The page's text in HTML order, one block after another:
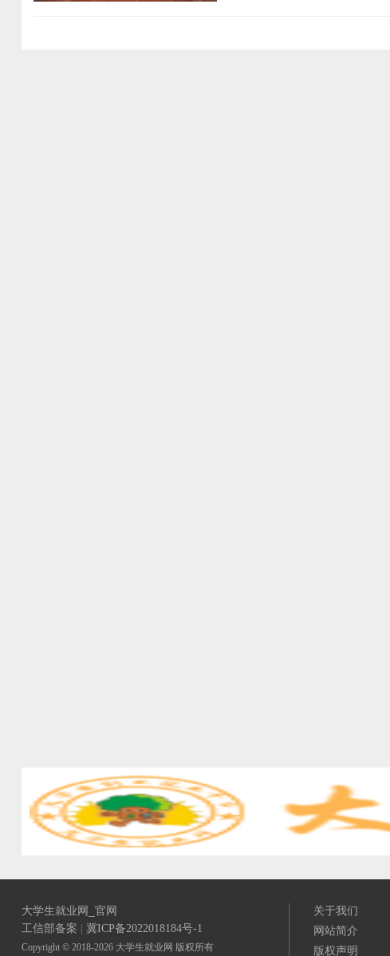
大学生就业网_官网
工信部备案 冀ICP备2022018184号-1
Copyright © 2018-2026 大学生就业网 版权所有
关于我们
网站简介
版权声明